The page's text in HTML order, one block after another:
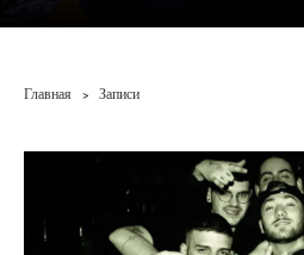
Главная > Записи